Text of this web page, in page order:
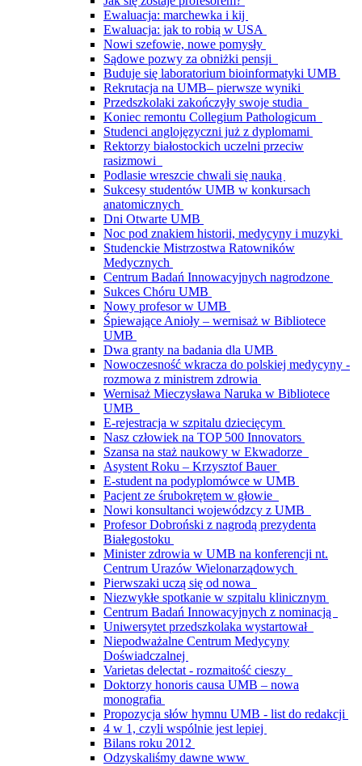
Ewaluacja: marchewka i kij
Ewaluacja: jak to robią w USA
Nowi szefowie, nowe pomysły
Sądowe pozwy za obniżki pensji
Buduje się laboratorium bioinformatyki UMB
Rekrutacja na UMB– pierwsze wyniki
Przedszkolaki zakończyły swoje studia
Koniec remontu Collegium Pathologicum
Studenci anglojęzyczni już z dyplomami
Rektorzy białostockich uczelni przeciw
rasizmowi
Podlasie wreszcie chwali się nauką
Sukcesy studentów UMB w konkursach
anatomicznych
Dni Otwarte UMB
Noc pod znakiem historii, medycyny i muzyki
Studenckie Mistrzostwa Ratowników
Medycznych
Centrum Badań Innowacyjnych nagrodzone
Sukces Chóru UMB
Nowy profesor w UMB
Śpiewające Anioły – wernisaż w Bibliotece
UMB
Dwa granty na badania dla UMB
Nowoczesność wkracza do polskiej medycyny -
rozmowa z ministrem zdrowia
Wernisaż Mieczysława Naruka w Bibliotece
UMB
E-rejestracja w szpitalu dziecięcym
Nasz człowiek na TOP 500 Innovators
Szansa na staż naukowy w Ekwadorze
Asystent Roku – Krzysztof Bauer
E-student na podyplomówce w UMB
Pacjent ze śrubokrętem w głowie
Nowi konsultanci wojewódzcy z UMB
Profesor Dobroński z nagrodą prezydenta
Białegostoku
Minister zdrowia w UMB na konferencji nt.
Centrum Urazów Wielonarządowych
Pierwszaki uczą się od nowa
Niezwykłe spotkanie w szpitalu klinicznym
Centrum Badań Innowacyjnych z nominacją
Uniwersytet przedszkolaka wystartował
Niepodważalne Centrum Medycyny
Doświadczalnej
Varietas delectat - rozmaitość cieszy
Doktorzy honoris causa UMB – nowa
monografia
Propozycja słów hymnu UMB - list do redakcji
4 w 1, czyli wspólnie jest lepiej
Bilans roku 2012
Odzyskaliśmy dawne www